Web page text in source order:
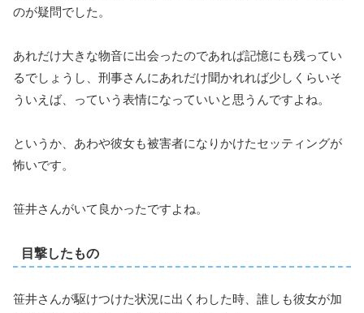
のが疑問でした。
あれだけ大きな物音に出会ったのであれば記憶にも残ってい
るでしょうし、刑事さんにあれだけ聞かれれば少しくらいそ
ういえば、っていう表情になっていいと思うんですよね。
というか、あわや彼女も被害者になりかけたセッティングが
怖いです。
笹井さんがいて良かったですよね。
目撃したもの
笹井さんが駆けつけた状況に出くわした時、誰しも彼女が加